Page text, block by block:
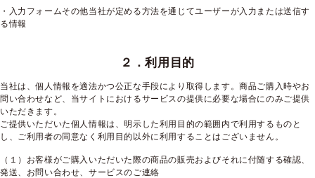
・入力フォームその他当社が定める方法を通じてユーザーが入力または送信す
る情報
２．利用目的
当社は、個人情報を適法かつ公正な手段により取得します。商品ご購入時やお
問い合わせなど、当サイトにおけるサービスの提供に必要な場合にのみご提供
いただきます。
ご提供いただいた個人情報は、明示した利用目的の範囲内で利用するものと
し、ご利用者の同意なく利用目的以外に利用することはございません。
（１）お客様がご購入いただいた際の商品の販売およびそれに付随する確認、
発送、お問い合わせ、サービスのご連絡